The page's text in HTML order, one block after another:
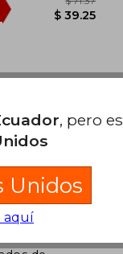
, pero
Unidos
aquí